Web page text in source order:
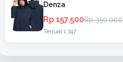
Denza
Rp 157.500Rp 350.000
Terjual 1.747